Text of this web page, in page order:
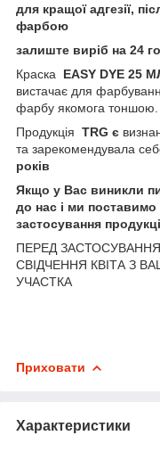
для кращої адгезії,
фарбою
залиште виріб на 24
Краска EASY DYE 25
вистачає для
фарбу якомога тоншою.
Продукція TRG є
та зарекомендувала
років
Якщо у Вас виникли
до нас і ми
застосування
ПЕРЕД
СВІДЧЕННЯ КВІТА З
УЧАСТКА
Приховати
Характеристики